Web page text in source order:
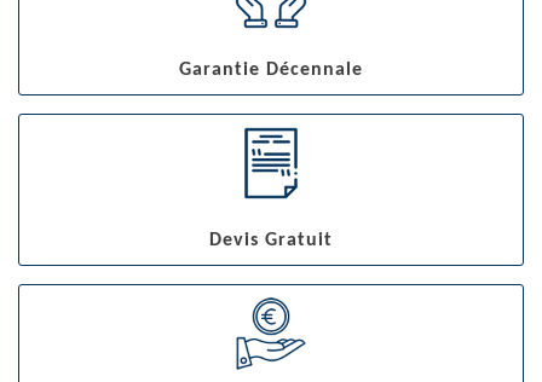
Garantie Décennale
Devis Gratuit